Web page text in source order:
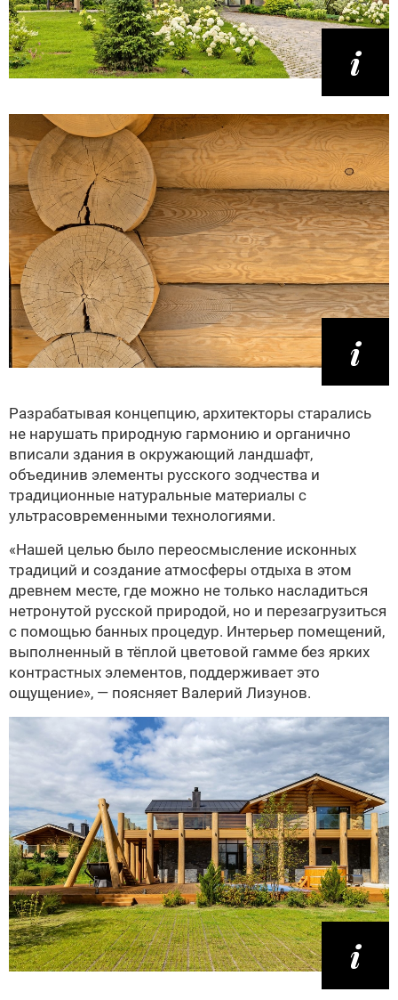
Разрабатывая концепцию, архитекторы старались
не нарушать природную гармонию и органично
вписали здания в окружающий ландшафт,
объединив элементы русского зодчества и
традиционные натуральные материалы с
ультрасовременными технологиями.
«Нашей целью было переосмысление исконных
традиций и создание атмосферы отдыха в этом
древнем месте, где можно не только насладиться
нетронутой русской природой, но и перезагрузиться
с помощью банных процедур. Интерьер помещений,
выполненный в тёплой цветовой гамме без ярких
контрастных элементов, поддерживает это
ощущение», — поясняет Валерий Лизунов.